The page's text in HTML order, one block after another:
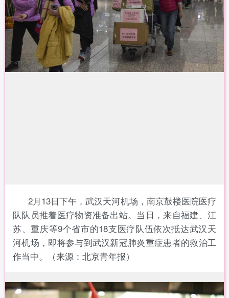
2月13日下午，武汉天河机场，南京鼓楼医院医疗
队队员推着医疗物资准备出站。当日，来自福建、江
苏、重庆等9个省市的18支医疗队伍依次抵达武汉天
河机场，即将参与到武汉新冠肺炎重症患者的救治工
作当中。（来源：北京青年报）